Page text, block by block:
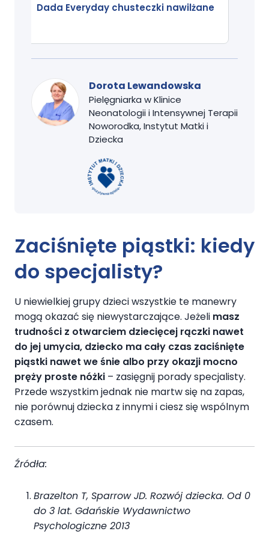
Dada Everyday chusteczki nawilżane
Dorota Lewandowska
Pielęgniarka w Klinice
Neonatologii i Intensywnej Terapii
Noworodka, Instytut Matki i
Dziecka
Zaciśnięte piąstki: kiedy
do specjalisty?
U niewielkiej grupy dzieci wszystkie te manewry
mogą okazać się niewystarczające. Jeżeli masz
trudności z otwarciem dziecięcej rączki nawet
do jej umycia, dziecko ma cały czas zaciśnięte
piąstki nawet we śnie albo przy okazji mocno
pręży proste nóżki – zasięgnij porady specjalisty.
Przede wszystkim jednak nie martw się na zapas,
nie porównuj dziecka z innymi i ciesz się wspólnym
czasem.
Źródła:
Brazelton T, Sparrow JD. Rozwój dziecka. Od 0
do 3 lat. Gdańskie Wydawnictwo
Psychologiczne 2013